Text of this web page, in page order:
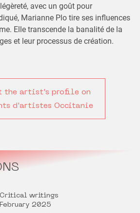
avec un goût pour
Marianne Plo tire ses influences
Elle transcende la banalité de la
et leur processus de création.
the artist's profile on
d'artistes Occitanie
Critical writings
February 2025